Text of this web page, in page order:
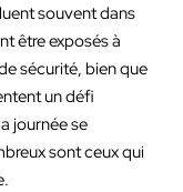
souvent dans
être exposés à
sécurité, bien que
un défi
journée se
sont ceux qui